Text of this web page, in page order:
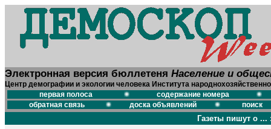
Электронная версия бюллетеня Население и
Центр демографии и экологии человека Института
первая полоса
содержание номера
обратная связь
доска объявлений поиск
Газеты пишут о ...